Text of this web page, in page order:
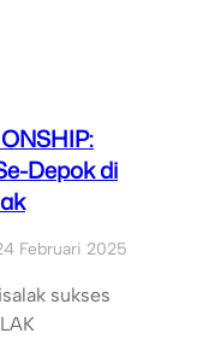
Depok di
Februari 2025
sukses